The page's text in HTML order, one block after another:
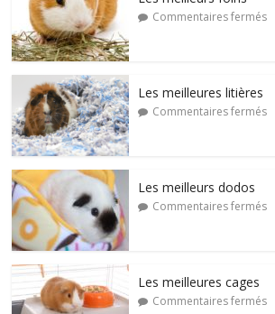
Commentaires fermés
Les meilleures litières
Commentaires fermés
Les meilleurs dodos
Commentaires fermés
Les meilleures cages
Commentaires fermés